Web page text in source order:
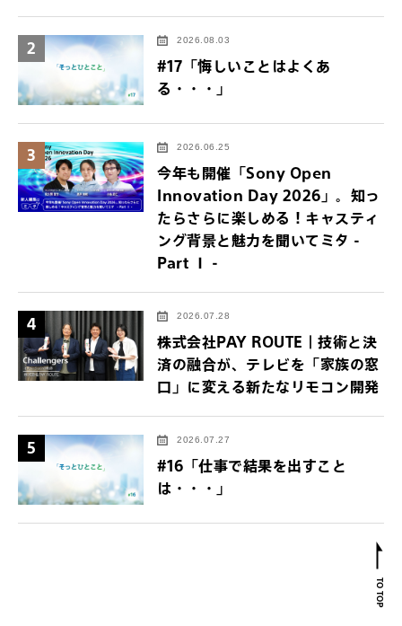
2 2026.08.03
#17「悔しいことはよくあ
る・・・」
3 2026.06.25
今年も開催「Sony Open
Innovation Day 2026」。知っ
たらさらに楽しめる！キャスティ
ング背景と魅力を聞いてミタ -
Part Ⅰ -
4 2026.07.28
株式会社PAY ROUTE｜技術と決
済の融合が、テレビを「家族の窓
口」に変える新たなリモコン開発
5 2026.07.27
#16「仕事で結果を出すこと
は・・・」